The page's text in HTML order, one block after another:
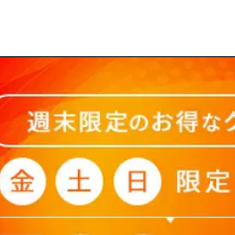
おたふく手